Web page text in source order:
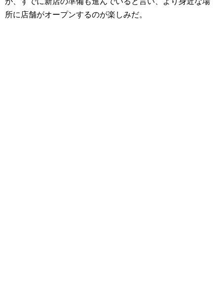
所に店舗がオープンするのが楽しみだ。